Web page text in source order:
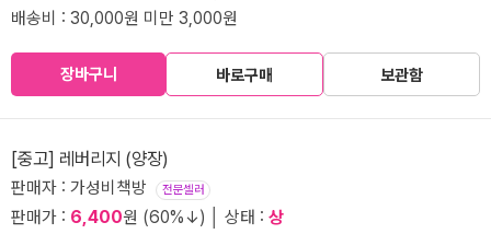
배송비 : 30,000원 미만 3,000원
장바구니 바로구매 보관함
[중고] 레버리지 (양장)
판매자 : 가성비책방 전문셀러
판매가 : 6,400원 (60%↓) │ 상태 : 상